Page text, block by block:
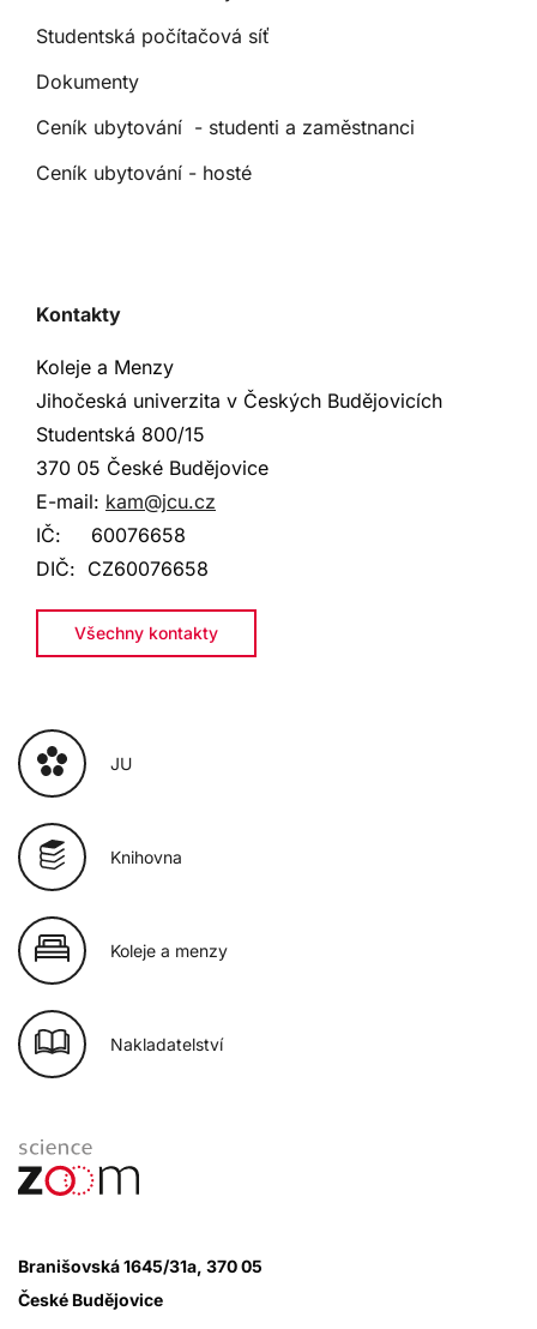
Studentská počítačová síť
Dokumenty
Ceník ubytování - studenti a zaměstnanci
Ceník ubytování - hosté
Kontakty
Koleje a Menzy
Jihočeská univerzita v Českých Budějovicích
Studentská 800/15
370 05 České Budějovice
E-mail: kam@jcu.cz
IČ: 60076658
DIČ: CZ60076658
Všechny kontakty
JU
Knihovna
Koleje a menzy
Nakladatelství
Branišovská 1645/31a, 370 05
České Budějovice